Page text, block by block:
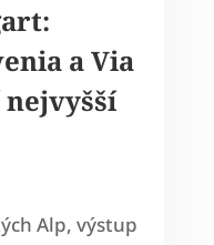
a Via
Alp, výstup